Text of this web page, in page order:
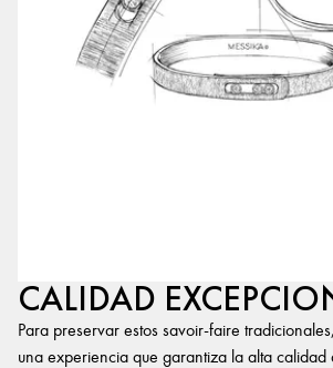
CALIDAD
Para preservar estos savoir-faire
una experiencia que garantiza la alta